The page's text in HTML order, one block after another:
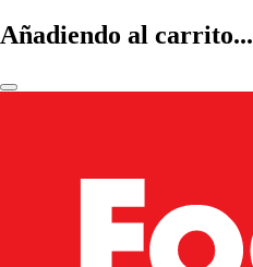
Añadiendo al carrito...